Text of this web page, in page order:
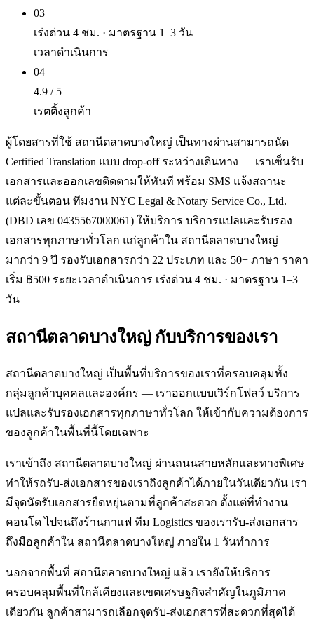
03
เร่งด่วน 4 ชม. · มาตรฐาน 1–3 วัน
เวลาดำเนินการ
04
4.9 / 5
เรตติ้งลูกค้า
ผู้โดยสารที่ใช้ สถานีตลาดบางใหญ่ เป็นทางผ่านสามารถนัด
Certified Translation แบบ drop-off ระหว่างเดินทาง — เราเซ็นรับ
เอกสารและออกเลขติดตามให้ทันที พร้อม SMS แจ้งสถานะ
แต่ละขั้นตอน ทีมงาน NYC Legal & Notary Service Co., Ltd.
(DBD เลข 0435567000061) ให้บริการ บริการแปลและรับรอง
เอกสารทุกภาษาทั่วโลก แก่ลูกค้าใน สถานีตลาดบางใหญ่
มากว่า 9 ปี รองรับเอกสารกว่า 22 ประเภท และ 50+ ภาษา ราคา
เริ่ม ฿500 ระยะเวลาดำเนินการ เร่งด่วน 4 ชม. · มาตรฐาน 1–3
วัน
สถานีตลาดบางใหญ่ กับบริการของเรา
สถานีตลาดบางใหญ่ เป็นพื้นที่บริการของเราที่ครอบคลุมทั้ง
กลุ่มลูกค้าบุคคลและองค์กร — เราออกแบบเวิร์กโฟลว์ บริการ
แปลและรับรองเอกสารทุกภาษาทั่วโลก ให้เข้ากับความต้องการ
ของลูกค้าในพื้นที่นี้โดยเฉพาะ
เราเข้าถึง สถานีตลาดบางใหญ่ ผ่านถนนสายหลักและทางพิเศษ
ทำให้รถรับ-ส่งเอกสารของเราถึงลูกค้าได้ภายในวันเดียวกัน เรา
มีจุดนัดรับเอกสารยืดหยุ่นตามที่ลูกค้าสะดวก ตั้งแต่ที่ทำงาน
คอนโด ไปจนถึงร้านกาแฟ ทีม Logistics ของเรารับ-ส่งเอกสาร
ถึงมือลูกค้าใน สถานีตลาดบางใหญ่ ภายใน 1 วันทำการ
นอกจากพื้นที่ สถานีตลาดบางใหญ่ แล้ว เรายังให้บริการ
ครอบคลุมพื้นที่ใกล้เคียงและเขตเศรษฐกิจสำคัญในภูมิภาค
เดียวกัน ลูกค้าสามารถเลือกจุดรับ-ส่งเอกสารที่สะดวกที่สุดได้